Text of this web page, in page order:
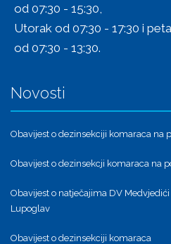
od 07:30 - 15:30,
Utorak od 07:30 - 17:30 i
od 07:30 - 13:30.
Novosti
Obavijest o dezinsekciji komaraca na
Obavijest o dezinsekcji komaraca na
Obavijest o natječajima DV
Lupoglav
Obavijest o dezinsekciji komaraca